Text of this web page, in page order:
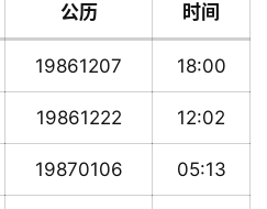
公历 时间
19861207 18:00
19861222 12:02
19870106 05:13